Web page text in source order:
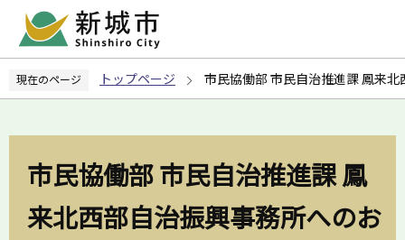
ペ
の
現在のページ トップページ 市民協働部 市民自治推進課 鳳来
市民協働部 市民自治推進課 鳳
来北西部自治振興事務所へのお